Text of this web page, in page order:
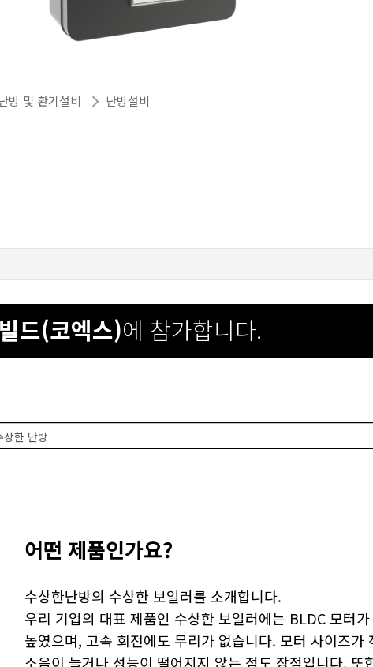
방 및 환기설비 난방설비
드(코엑스)에 참가합니다.
상한 난방